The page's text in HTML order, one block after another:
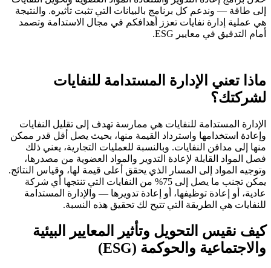
إلى طاقة — وندعم كل برنامج بالبيانات التي تثبت تأثيره. والنتيجة
هي عملية إدارة نفايات تعزز أهدافكم في مجال الاستدامة وتصمد
أمام التدقيق في معايير ESG.
ماذا تعني الإدارة المستدامة للنفايات
لشركتك؟
الإدارة المستدامة للنفايات هي ممارسة تهدف إلى تقليل النفايات
وإعادة استخدامها واسترداد القيمة منها، بحيث يصل أقل قدر ممكن
منها إلى مدافن النفايات. وبالنسبة للعمليات التجارية، يعني ذلك
فصل المواد القابلة لإعادة التدوير والمواد العضوية من مصدرها،
وتوجيه المواد إلى المسار الذي يحقق أعلى قيمة لها، وقياس النتائج.
يمكن تجنب ما يصل إلى 75% من النفايات التي تنتجها أي شركة
عادية، أو إعادة توظيفها، أو إعادة تدويرها — والإدارة المستدامة
للنفايات هي الطريقة التي تتيح لك تحقيق هذه النسبة.
كيف نقيس التحويل وتأثير المعايير البيئية
والاجتماعية والحوكمة (ESG)